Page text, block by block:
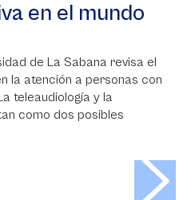
en el mundo
de La Sabana revisa el
la atención a personas con
teleaudiología y la
como dos posibles